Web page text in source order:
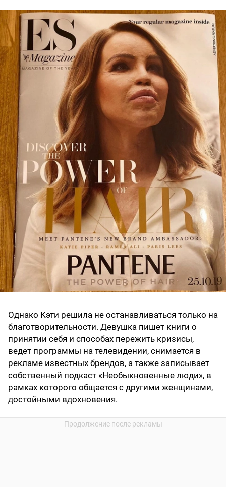
Однако Кэти решила не останавливаться только на
благотворительности. Девушка пишет книги о
принятии себя и способах пережить кризисы,
ведет программы на телевидении, снимается в
рекламе известных брендов, а также записывает
собственный подкаст «Необыкновенные люди», в
рамках которого общается с другими женщинами,
достойными вдохновения.